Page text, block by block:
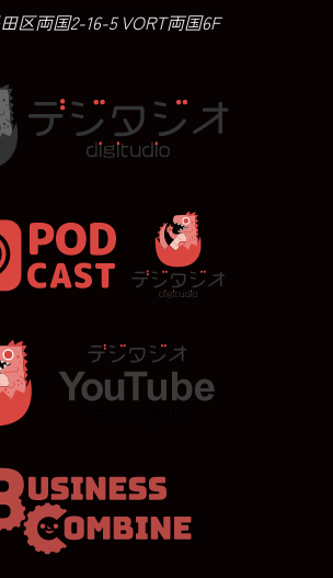
区両国2-16-5 VORT両国6F